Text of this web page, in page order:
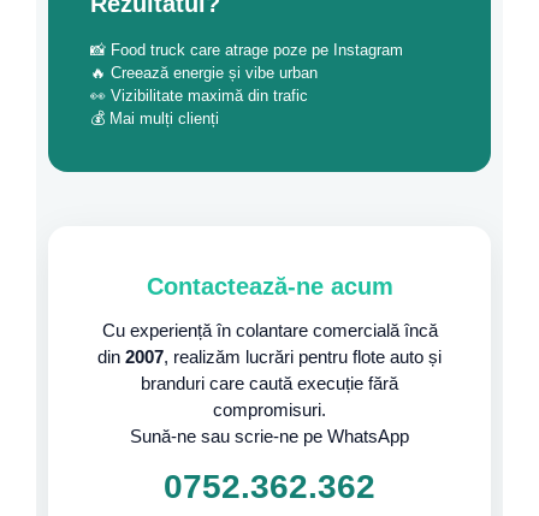
📸 Food truck care atrage poze pe Instagram
🔥 Creează energie și vibe urban
👀 Vizibilitate maximă din trafic
💰 Mai mulți clienți
Contactează-ne acum
Cu experiență în colantare comercială încă
din 2007, realizăm lucrări pentru flote auto și
branduri care caută execuție fără
compromisuri.
Sună-ne sau scrie-ne pe WhatsApp
0752.362.362